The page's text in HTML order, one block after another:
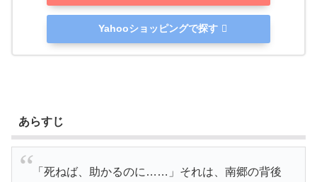
Yahooショッピングで探す
あらすじ
「死ねば、助かるのに……」それは、南郷の背後